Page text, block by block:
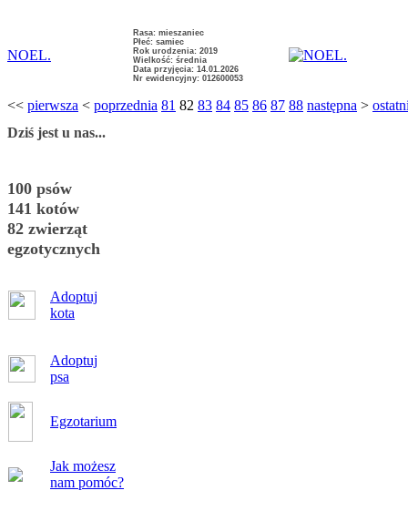
NOEL.
Rasa: mieszaniec
Płeć: samiec
Rok urodzenia: 2019
Wielkość: średnia
Data przyjęcia: 14.01.2026
Nr ewidencyjny: 012600053
<< pierwsza < poprzednia 81 82 83 84 85 86 87 88 następna >
Dziś jest u nas...
100 psów
141 kotów
82 zwierząt
egzotycznych
Adoptuj
kota
Adoptuj
psa
Egzotarium
Jak możesz
nam pomóc?